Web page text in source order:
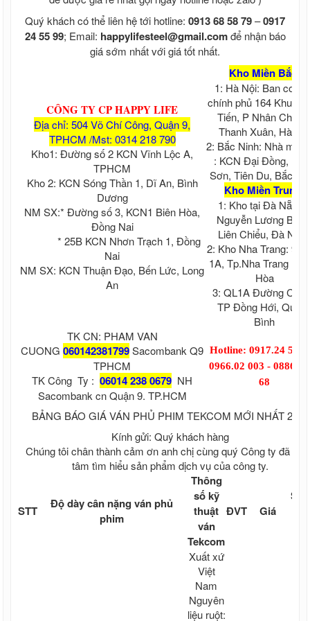
Ván ép phủ keo đỏ, ván cốp pha phủ keo,
giá ván ép phủ keo đỏ
Xà gồ chữ C, Xà gồ Z
Xà gồ chữ C mạ kẽm Z80
Xà gồ chữ Z thép đen
Xà gồ chữ C mạ kẽm Hoa Sen Z275
Xà gồ chữ C Hoa Sen thép đen
Xà gồ chữ C
Xà gồ chữ C Hòa Phát
Xà gồ Z Hoa Sen
Xà gồ Z Hòa Phát
Xà gồ Z mạ kẽm Hoa Sen Z120...
Xà gồ Z mạ kẽm Z80 ...
Xà gồ Z Hoa Sen mạ kẽm Z275
Vật tư quảng cáo Mica, Alu, Tấm Format,
formex, Poly
Alu , Nhôm Alu, Bảng giá tấm alu
Ống thép đúc, ống hàn
Ống thép đúc Hòa Phát
Thép tròn đặc - Thép vuông đặc
Thép Hòa Phát
Thép Hoa Sen
Thép An Khánh
Thép Dana Ý
Thép VSC - POSCO
Thép POMINA
Thép TISCO
Thép Việt Nhật
Thép Việt Mỹ
Thép Việt Úc
Thép Việt Ý
Quý khách có thể liên hệ tới hotline: 0913 68 58 79–0917
24 55 99; Email: happylifesteel@gmail.comđể nhận báo
giá sớm nhất với giá tốt nhất.
CÔNG TY CP HAPPY LIFE
Địa chỉ: 504 Võ Chí Công, Quận 9,
TPHCM /Mst: 0314 218 790
Kho1: Đường số 2 KCN Vĩnh Lộc A,
TPHCM
Kho 2: KCN Sóng Thần 1, Dĩ An, Bình
Dương
NM SX:* Đường số 3, KCN1 Biên Hòa,
Đồng Nai
* 25B KCN Nhơn Trạch 1, Đồng
Nai
NM SX: KCN Thuận Đạo, Bến Lức, Long
An
Kho Miền Bắc:
1: Hà Nội: Ban cơ
chính phủ 164 Khuất
Tiến, P Nhân Chính
Thanh Xuân, Hà Nội
2: Bắc Ninh: Nhà máy
: KCN Đại Đồng,
Sơn, Tiên Du, Bắc
Kho Miền Trung:
1: Kho tại Đà Nẵng
Nguyễn Lương
Liên Chiểu, Đà
2: Kho Nha Trang: 92,
1A, Tp.Nha Trang
Hòa
3: QL1A Đường
TP Đồng Hới,
Bình
TK CN: PHAM VAN
CUONG060142381799Sacombank Q9
TPHCM
Hotline: 0917.24 55
0966.02 003 -
68
TK Công Ty :06014 238 0679 NH
Sacombank cn Quận 9. TP.HCM
BẢNG BÁO GIÁ VÁN PHỦ PHIM TEKCOM MỚI NHẤT 2021
Kính gửi: Quý khách hàng
Chúng tôi chân thành cảm ơn anh chị cùng quý Công ty đã
tâm tìm hiểu sản phẩm dịch vụ của công ty.
STT
Độ dày cân nặng ván phủ
phim
Thông
số kỹ
thuật
ván
Tekcom
ĐVT Giá
Số
Xuất xứ
Việt
Nam
Nguyên
liệu ruột: